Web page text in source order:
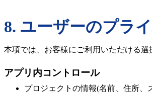
8. ユーザーのプラ
本項では、お客様にご利用いただける選
アプリ内コントロール
プロジェクトの情報(名前、住所、